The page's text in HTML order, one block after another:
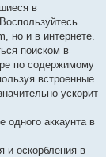
в
но и в интернете.
поиском в
по содержимому
встроенные
ускорит
одного аккаунта в
и оскорбления в